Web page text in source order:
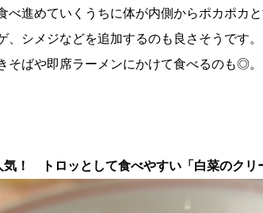
べ進めていくうちに体が内側からポカポカ
、シメジなどを追加するのも良さそうです
そばや即席ラーメンにかけて食べるのも◎。
気！ トロッとして食べやすい「白菜のクリ